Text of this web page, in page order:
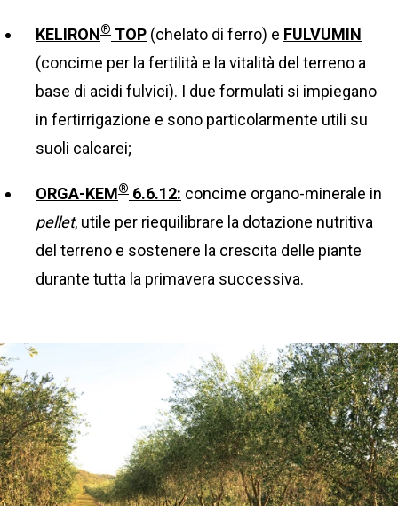
KELIRON® TOP (chelato di ferro) e FULVUMIN
(concime per la fertilità e la vitalità del terreno a
base di acidi fulvici). I due formulati si impiegano
in fertirrigazione e sono particolarmente utili su
suoli calcarei;
ORGA-KEM® 6.6.12: concime organo-minerale in
pellet, utile per riequilibrare la dotazione nutritiva
del terreno e sostenere la crescita delle piante
durante tutta la primavera successiva.